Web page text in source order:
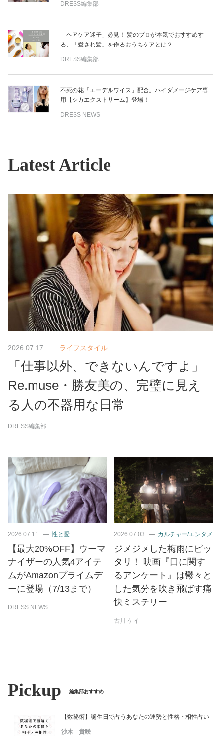
DRESS編集部
「ヘアケア迷子」必見！ 髪のプロが本気でおすすめす
る、「愛され髪」を作るおうちケアとは？
DRESS編集部
不死の花「エーデルワイス」配合。ハイダメージケア専
用【シカエクストリーム】登場！
DRESS NEWS
Latest Article
2026.07.17 ライフスタイル
「仕事以外、できないんですよ」
Re.muse・勝友美の、完璧に見え
る人の不器用な日常
DRESS編集部
2026.07.11 性と愛
【最大20%OFF】ウーマ
ナイザーの人気4アイテ
ムがAmazonプライムデ
ーに登場（7/13まで）
DRESS NEWS
2026.07.03 カルチャー/エンタメ
ジメジメした梅雨にピッ
タリ！ 映画『口に関す
るアンケート』は鬱々と
した気分を吹き飛ばす痛
快ミステリー
古川 ケイ
Pickup 編集部おすすめ
【数秘術】誕生日で占うあなたの運勢と性格・相性占い
沙木 貴咲